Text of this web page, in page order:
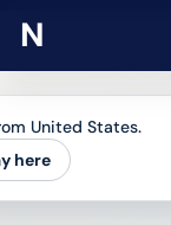
United States.
here